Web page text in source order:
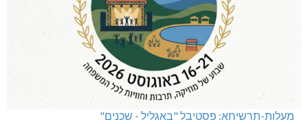
מעלות-תרשיחא: פסטיבל "באגליל - שכנים"